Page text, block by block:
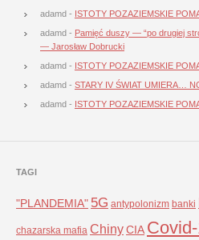
adamd - ISTOTY POZAZIEMSKIE
adamd - Pamięć duszy — “po drugiej
— Jarosław Dobrucki
adamd - ISTOTY POZAZIEMSKIE
adamd - STARY IV ŚWIAT UMIERA…
adamd - ISTOTY POZAZIEMSKIE
TAGI
"PLANDEMIA" 5G antypolonizm banki
chazarska mafia ChinyCIA